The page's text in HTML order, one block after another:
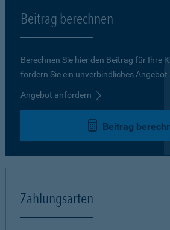
Beitrag berechnen
Berechnen Sie hier den Beitrag für Ihre
fordern Sie ein unverbindliches Angebot
Angebot anfordern
Beitrag
Zahlungsarten